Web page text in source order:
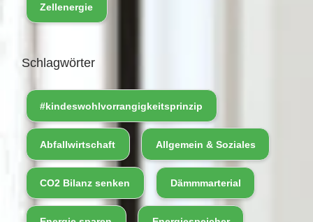
Zellenergie
Schlagwörter
#kindeswohlvorrangigkeitsprinzip
Abfallwirtschaft Allgemein & Soziales
CO2 Bilanz senken Dämmmarterial